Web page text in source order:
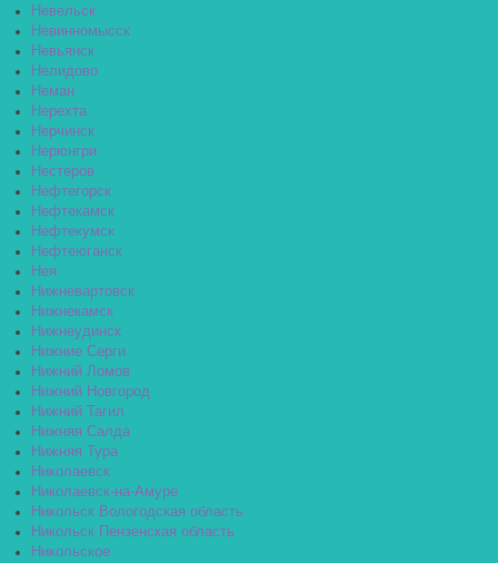
Невельск
Невинномысск
Невьянск
Нелидово
Неман
Нерехта
Нерчинск
Нерюнгри
Нестеров
Нефтегорск
Нефтекамск
Нефтекумск
Нефтеюганск
Нея
Нижневартовск
Нижнекамск
Нижнеудинск
Нижние Серги
Нижний Ломов
Нижний Новгород
Нижний Тагил
Нижняя Салда
Нижняя Тура
Николаевск
Николаевск-на-Амуре
Никольск Вологодская область
Никольск Пензенская область
Никольское